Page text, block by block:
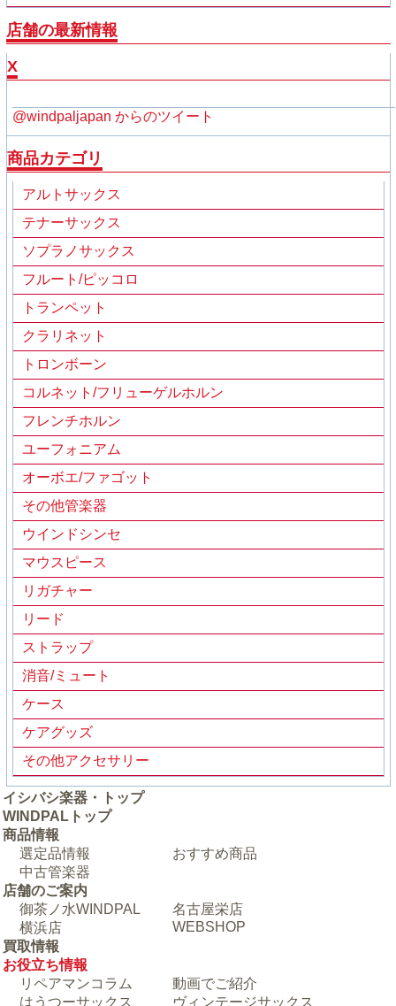
店舗の最新情報
X
@windpaljapan からのツイート
商品カテゴリ
アルトサックス
テナーサックス
ソプラノサックス
フルート/ピッコロ
トランペット
クラリネット
トロンボーン
コルネット/フリューゲルホルン
フレンチホルン
ユーフォニアム
オーボエ/ファゴット
その他管楽器
ウインドシンセ
マウスピース
リガチャー
リード
ストラップ
消音/ミュート
ケース
ケアグッズ
その他アクセサリー
イシバシ楽器・トップ
WINDPALトップ
商品情報
選定品情報
おすすめ商品
中古管楽器
店舗のご案内
御茶ノ水WINDPAL
名古屋栄店
横浜店
WEBSHOP
買取情報
お役立ち情報
リペアマンコラム
動画でご紹介
はうつーサックス
ヴィンテージサックス